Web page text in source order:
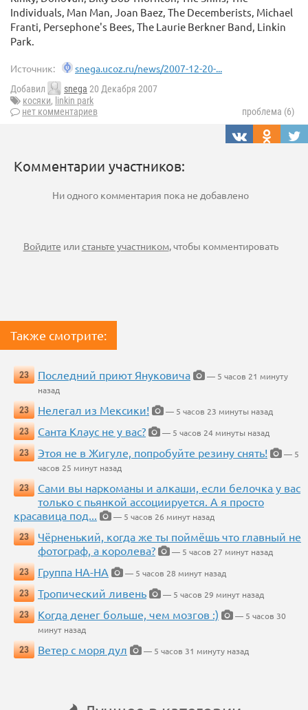
Individuals, Man Man, Joan Baez, The Decemberists, Michael
Franti, Persephone's Bees, The Laurie Berkner Band, Linkin
Park.
Источник: snega.ucoz.ru/news/2007-12-20-...
Добавил snega 20 Декабря 2007
косяки, linkin park
нет комментариев
проблема (6)
Комментарии участников:
Ни одного комментария пока не добавлено
Войдите илистаньте участником, чтобы комментировать
Также смотрите:
23 Последний приют Януковича
— 5 часов 21 минуту
назад
23
Нелегал из Мексики!
— 5 часов 23 минуты назад
23
Санта Клаус не у вас?
— 5 часов 24 минуты назад
23
Этоя не в Жигуле, попробуйте резину снять!
— 5
часов 25 минут назад
23
Сами вы наркоманы и алкаши, если белочка у вас
только с пьянкой ассоциируется. А я просто
красавица под...
— 5 часов 26 минут назад
23
Чёрненький, когда же ты поймёшь что главный не
фотограф, а королева?
— 5 часов 27 минут назад
23
Группа НА-НА
— 5 часов 28 минут назад
23
Тропический ливень
— 5 часов 29 минут назад
23
Когда денег больше, чем мозгов :)
— 5 часов 30
минут назад
23
Ветер с моря дул — 5 часов 31 минуту назад